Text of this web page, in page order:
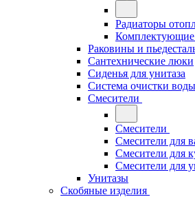
Радиаторы
Комплектующие
Раковины и
Сантехнические люки
Сиденья для унитаза
Система очистки воды
Смесители
Смесители
Смесители для
Смесители для
Смесители для
Унитазы
Скобяные изделия